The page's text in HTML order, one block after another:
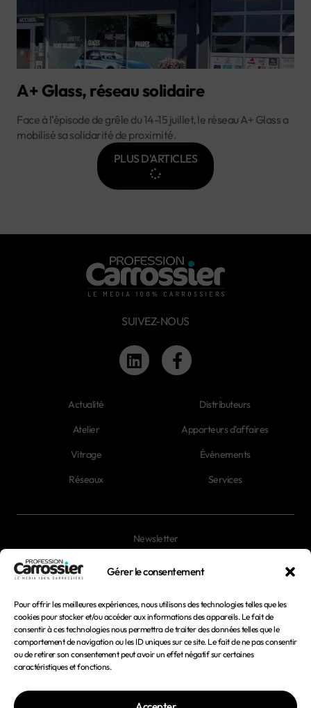
Gérer le consentement
Pour offrir les meilleures expériences, nous utilisons des technologies telles que les
cookies pour stocker et/ou accéder aux informations des appareils. Le fait de
consentir à ces technologies nous permettra de traiter des données telles que le
comportement de navigation ou les ID uniques sur ce site. Le fait de ne pas consentir
ou de retirer son consentement peut avoir un effet négatif sur certaines
caractéristiques et fonctions.
A+ Glass, réseau solidaire
Face à l’épisode de grêle du 14-15 juillet, le réseau A+ Glass a
mobilisé sa solidarité de proximité.
PLUS D'ARTICLES
SUIVEZ-NOUS
Actualité
Atelier
Vitrage
Réseaux
Distributeurs
Apporteurs d'affaires
Évènements
Services
Newsletter
Mentions légales
Conditions générales d'utilisation
Conditions générales de vente